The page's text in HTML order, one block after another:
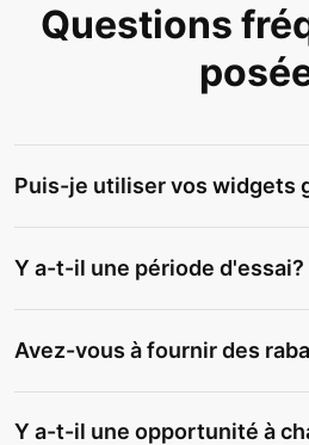
Questions
Puis-je utiliser vos widgets
Y a-t-il une période d'essai?
Avez-vous à fournir des
Y a-t-il une opportunité à